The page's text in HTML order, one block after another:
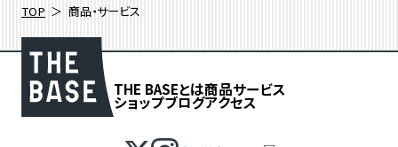
TOP 商品・サービス
THE BASEとは商品サービス
ショップブログアクセス